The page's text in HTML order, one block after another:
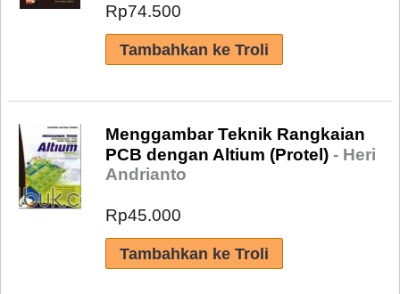
Rp74.500
Menggambar Teknik Rangkaian
PCB dengan Altium (Protel) - Heri
Andrianto
Rp45.000